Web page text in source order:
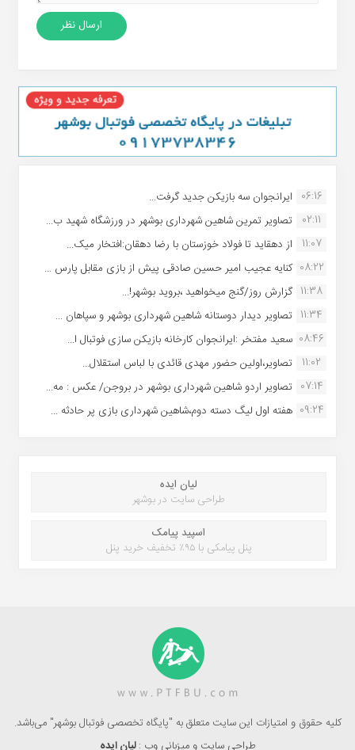
06:16 ایرانجوان سه بازیکن جدید گرفت...
02:11
تصاویر تمرین شاهین شهردارى بوشهر در ورزشگاه شهید ب...
11:07
از دهقاید تا فولاد خوزستان با رضا دهقان:افتخار میک...
08:22 کنایه عجیب امیر حسین صادقی پیش از بازی مقابل پارس ...
11:38 گزارش روز/گنج میخواهید ،بروید بوشهر!...
11:34 تصاویر دیدار دوستانه شاهین شهردارى بوشهر و سپاهان ...
08:46 سعید مفتخر :ایرانجوان کارخانه بازیکن سازی فوتبال ا...
11:02
تصاویر،اولین حضور مهدی قائدی با لباس استقلال...
07:14 تصاویر اردو شاهین شهرداری بوشهر در بروجن/ عکس : مه...
09:24 هفته اول لیگ دسته دوم،شاهین شهرداری بازی پر حادثه ...
لیان ایده
طراحی سایت در بوشهر
اسپید پیامک
پنل پیامکی با ۹۵٪ تخفیف خرید پنل
کلیه حقوق و امتیازات این سایت متعلق به "پایگاه تخصصی فوتبال بوشهر" می‌باشد.
طراحی سایت و میزبانی وب :لیان ایده